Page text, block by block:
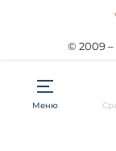
© 2009
Меню